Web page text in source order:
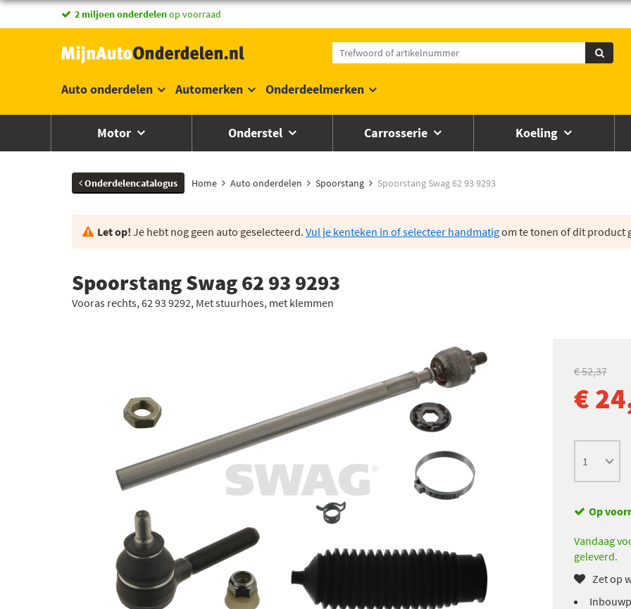
vandaag besteld,morgen in huis *
Auto onderdelen Automerken Onderdeelmerken
Motor Onderstel Carrosserie Koeling
Onderdelencatalogus Home Auto onderdelen Spoorstang Spoorstang Swag 62 93 9293
Let op! Je hebt nog geen auto geselecteerd. Vul je kenteken in of selecteer handmatigom te tonen of dit product
Spoorstang Swag 62 93 9293
Vooras rechts, 62 93 9292, Met stuurhoes, met klemmen
€ 52,37
€
Op
Vandaag
geleverd.
Zet op